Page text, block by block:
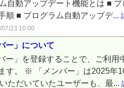
自動アップデート機能とは ■
順 ■ プログラム自動アップデ...
23 10:00
ー」について
ー」を登録することで、ご利
す。 ※ 「メンバー」は2025年
ただいていたユーザーも、最...